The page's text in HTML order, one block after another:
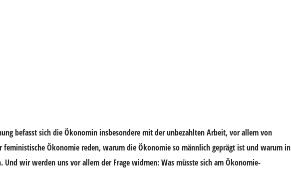
befasst sich die Ökonomin insbesondere mit der unbezahlten Arbeit, vor allem von
feministische Ökonomie reden, warum die Ökonomie so männlich geprägt ist und warum in
wir werden uns vor allem der Frage widmen: Was müsste sich am Ökonomie-